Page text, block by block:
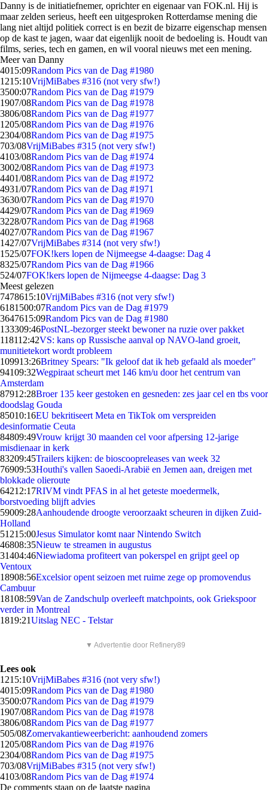
Danny is de initiatiefnemer, oprichter en eigenaar van FOK.nl. Hij is
maar zelden serieus, heeft een uitgesproken Rotterdamse mening die
lang niet altijd politiek correct is en bezit de bizarre eigenschap mensen
op de kast te jagen, waar dat eigenlijk nooit de bedoeling is. Houdt van
films, series, tech en gamen, en wil vooral nieuws met een mening.
Meer van Danny
4015:09Random Pics van de Dag #1980
1215:10VrijMiBabes #316 (not very sfw!)
3500:07Random Pics van de Dag #1979
1907/08Random Pics van de Dag #1978
3806/08Random Pics van de Dag #1977
1205/08Random Pics van de Dag #1976
2304/08Random Pics van de Dag #1975
703/08VrijMiBabes #315 (not very sfw!)
4103/08Random Pics van de Dag #1974
3002/08Random Pics van de Dag #1973
4401/08Random Pics van de Dag #1972
4931/07Random Pics van de Dag #1971
3630/07Random Pics van de Dag #1970
4429/07Random Pics van de Dag #1969
3228/07Random Pics van de Dag #1968
4027/07Random Pics van de Dag #1967
1427/07VrijMiBabes #314 (not very sfw!)
1525/07FOK!kers lopen de Nijmeegse 4-daagse: Dag 4
8325/07Random Pics van de Dag #1966
524/07FOK!kers lopen de Nijmeegse 4-daagse: Dag 3
Meest gelezen
7478615:10VrijMiBabes #316 (not very sfw!)
6181500:07Random Pics van de Dag #1979
3647615:09Random Pics van de Dag #1980
133309:46PostNL-bezorger steekt bewoner na ruzie over pakket
118112:42VS: kans op Russische aanval op NAVO-land groeit,
munitietekort wordt probleem
109913:26Britney Spears: "Ik geloof dat ik heb gefaald als moeder"
94109:32Wegpiraat scheurt met 146 km/u door het centrum van
Amsterdam
87912:28Broer 135 keer gestoken en gesneden: zes jaar cel en tbs voor
doodslag Gouda
85010:16EU bekritiseert Meta en TikTok om verspreiden
desinformatie Ceuta
84809:49Vrouw krijgt 30 maanden cel voor afpersing 12-jarige
misdienaar in kerk
83209:45Trailers kijken: de bioscoopreleases van week 32
76909:53Houthi's vallen Saoedi-Arabië en Jemen aan, dreigen met
blokkade olieroute
64212:17RIVM vindt PFAS in al het geteste moedermelk,
borstvoeding blijft advies
59009:28Aanhoudende droogte veroorzaakt scheuren in dijken Zuid-
Holland
51215:00Jesus Simulator komt naar Nintendo Switch
46808:35Nieuw te streamen in augustus
31404:46Niewiadoma profiteert van pokerspel en grijpt geel op
Ventoux
18908:56Excelsior opent seizoen met ruime zege op promovendus
Cambuur
18108:59Van de Zandschulp overleeft matchpoints, ook Griekspoor
verder in Montreal
1819:21Uitslag NEC - Telstar
▼ Advertentie door Refinery89
Lees ook
1215:10VrijMiBabes #316 (not very sfw!)
4015:09Random Pics van de Dag #1980
3500:07Random Pics van de Dag #1979
1907/08Random Pics van de Dag #1978
3806/08Random Pics van de Dag #1977
505/08Zomervakantieweerbericht: aanhoudend zomers
1205/08Random Pics van de Dag #1976
2304/08Random Pics van de Dag #1975
703/08VrijMiBabes #315 (not very sfw!)
4103/08Random Pics van de Dag #1974
De comments staan op de laatste pagina